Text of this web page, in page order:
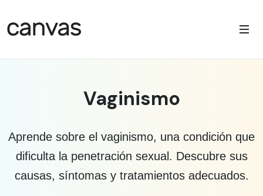
Vaginismo
Aprende sobre el vaginismo, una condición que
dificulta la penetración sexual. Descubre sus
causas, síntomas y tratamientos adecuados.